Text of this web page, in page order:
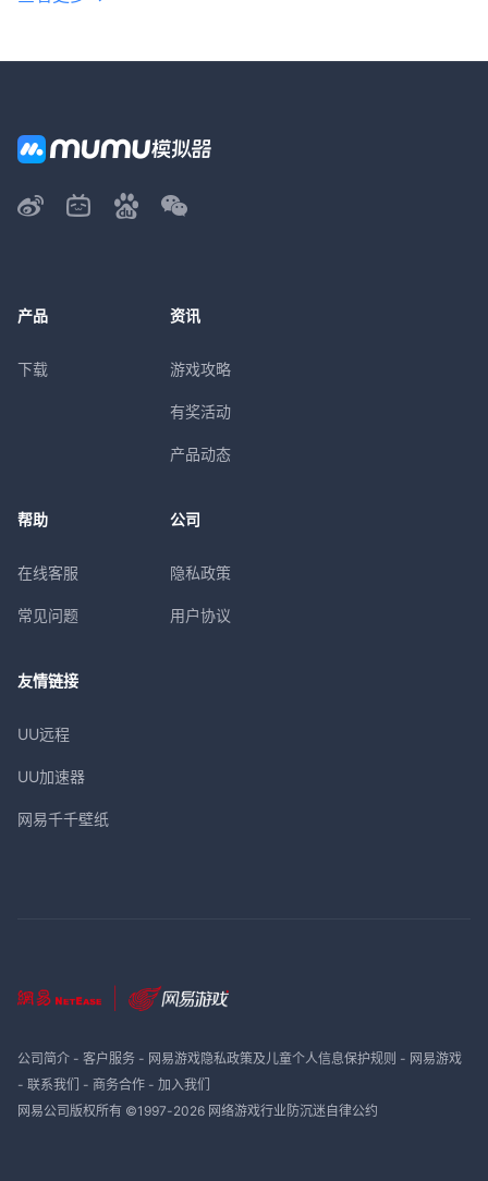
产品
下载
资讯
游戏攻略
有奖活动
产品动态
帮助
在线客服
常见问题
公司
隐私政策
用户协议
友情链接
UU远程
UU加速器
网易千千壁纸
公司简介- 客户服务- 网易游戏隐私政策及儿童个人信息保护规则 - 网易游戏
- 联系我们 - 商务合作- 加入我们
网易公司版权所有 ©1997-2026 网络游戏行业防沉迷自律公约